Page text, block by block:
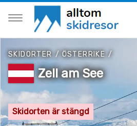
SKIDORTER / ÖSTERRIKE /
Zell am See
Skidorten är stängd